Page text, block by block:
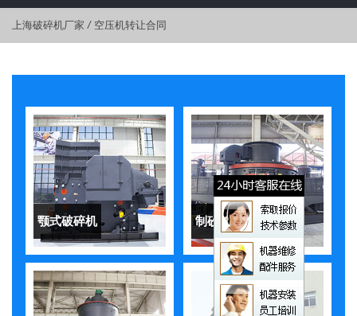
上海破碎机厂家 / 空压机转让合同
颚式破碎机 制砂机